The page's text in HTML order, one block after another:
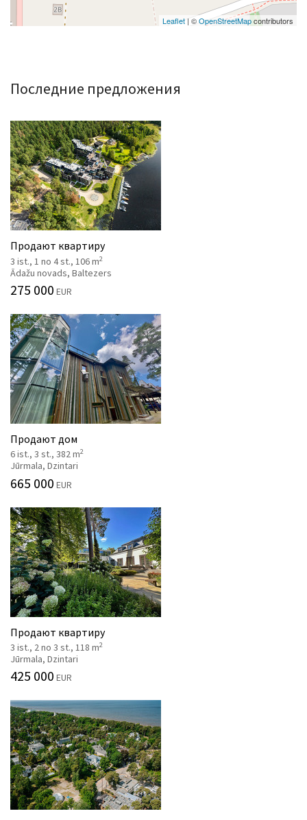
Leaflet | ©OpenStreetMapcontributors
Последние предложения
Продают квартиру
3 ist., 1 no 4 st., 106 m2
Ādažu novads, Baltezers
275 000 EUR
Продают дом
6 ist., 3 st., 382 m2
Jūrmala, Dzintari
665 000 EUR
Продают квартиру
3 ist., 2 no 3 st., 118 m2
Jūrmala, Dzintari
425 000 EUR